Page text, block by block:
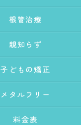
根管治療
親知らず
子どもの矯正
メタルフリー
料金表